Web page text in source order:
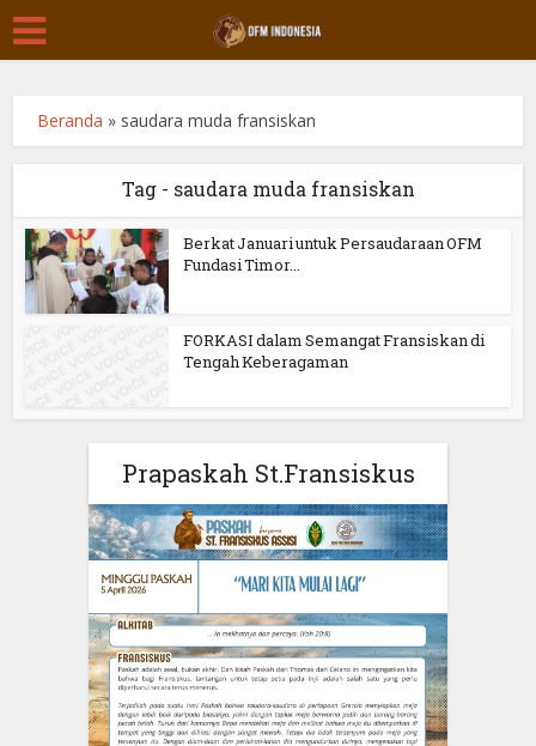
Beranda » saudara muda fransiskan
Tag - saudara muda fransiskan
Berkat Januari untuk Persaudaraan OFM
Fundasi Timor...
FORKASI dalam Semangat Fransiskan di
Tengah Keberagaman
Prapaskah St.Fransiskus